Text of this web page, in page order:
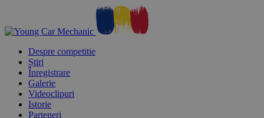
Despre competitie
Știri
Înregistrare
Galerie
Videoclipuri
Istorie
Parteneri